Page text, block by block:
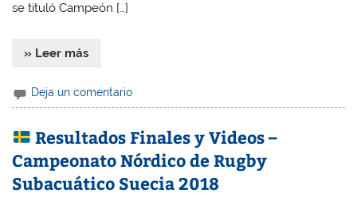
se tituló Campeón […]
» Leer más
Deja un comentario
Resultados Finales y Videos –
Campeonato Nórdico de Rugby
Subacuático Suecia 2018